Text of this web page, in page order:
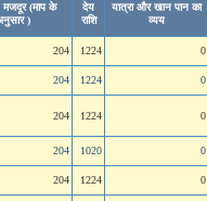
मजदूर (माप के
)
देय
राशि
यात्रा और खान पान का
व्यय
204 1224 0
204 1224 0
204 1224 0
204 1020 0
204 1224 0